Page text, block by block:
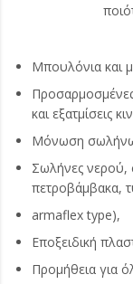
Μπουλόνια και
και εξατμίσεις
Μόνωση
Σωλήνες νερού,
πετροβάμβακα,
armaflex type),
Εποξειδική
Προμήθεια για